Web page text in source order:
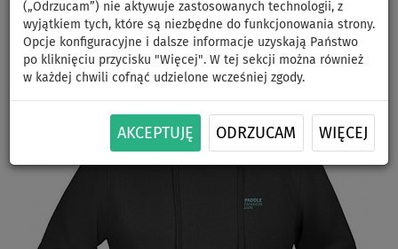
(„Odrzucam”) nie aktywuje zastosowanych technologii, z
wyjątkiem tych, które są niezbędne do funkcjonowania strony.
Opcje konfiguracyjne i dalsze informacje uzyskają Państwo
po kliknięciu przycisku "Więcej". W tej sekcji można również
w każdej chwili cofnąć udzielone wcześniej zgody.
AKCEPTUJĘ ODRZUCAM WIĘCEJ
DO
-28 %
Previous